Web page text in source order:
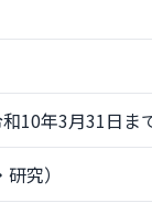
10年3月31日ま
究）